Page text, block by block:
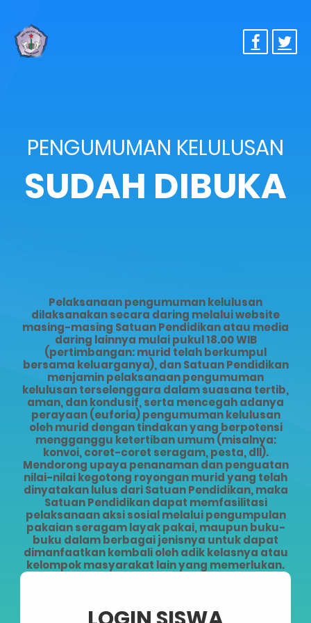
PENGUMUMAN KELULUSAN
SUDAH DIBUKA
Pelaksanaan pengumuman kelulusan
dilaksanakan secara daring melalui website
masing-masing Satuan Pendidikan atau media
daring lainnya mulai pukul 18.00 WIB
(pertimbangan: murid telah berkumpul
bersama keluarganya), dan Satuan Pendidikan
menjamin pelaksanaan pengumuman
kelulusan terselenggara dalam suasana tertib,
aman, dan kondusif, serta mencegah adanya
perayaan (euforia) pengumuman kelulusan
oleh murid dengan tindakan yang berpotensi
mengganggu ketertiban umum (misalnya:
konvoi, coret-coret seragam, pesta, dll).
Mendorong upaya penanaman dan penguatan
nilai-nilai kegotong royongan murid yang telah
dinyatakan lulus dari Satuan Pendidikan, maka
Satuan Pendidikan dapat memfasilitasi
pelaksanaan aksi sosial melalui pengumpulan
pakaian seragam layak pakai, maupun buku-
buku dalam berbagai jenisnya untuk dapat
dimanfaatkan kembali oleh adik kelasnya atau
kelompok masyarakat lain yang memerlukan.